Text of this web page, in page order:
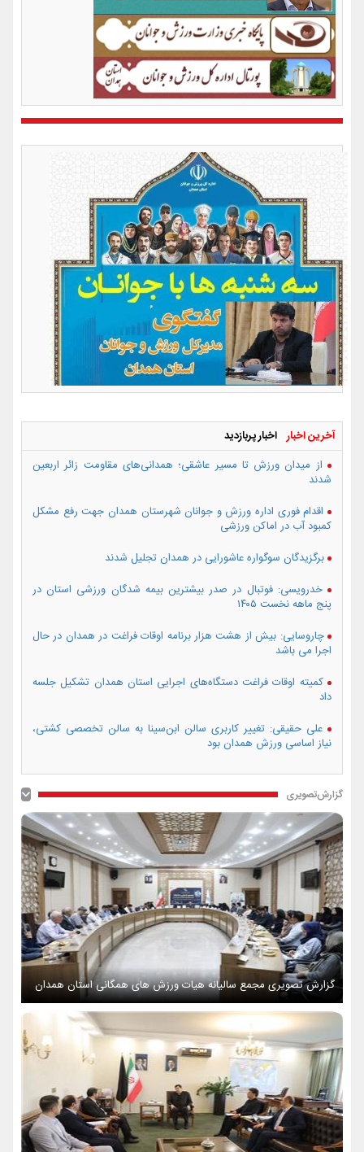
آخرین اخبار اخبار پربازدید
از میدان ورزش تا مسیر عاشقی؛ همدانی‌های مقاومت زائر اربعین
شدند
اقدام فوری اداره ورزش و جوانان شهرستان همدان جهت رفع مشکل
کمبود آب در اماکن ورزشی
برگزیدگان سوگواره عاشورایی در همدان تجلیل شدند
خدرویسی: فوتبال در صدر بیشترین بیمه شدگان ورزشی استان در
پنج ماهه نخست ۱۴۰۵
چاروسایی: بیش از هشت هزار برنامه اوقات فراغت در همدان در حال
اجرا می باشد
کمیته اوقات فراغت دستگاه‌های اجرایی استان همدان تشکیل جلسه
داد
علی حقیقی: تغییر کاربری سالن ابن‌سینا به سالن تخصصی کشتی،
نیاز اساسی ورزش همدان بود
گزارش‌تصویری
گزارش تصویری مجمع سالیانه هیات ورزش های همگانی استان همدان